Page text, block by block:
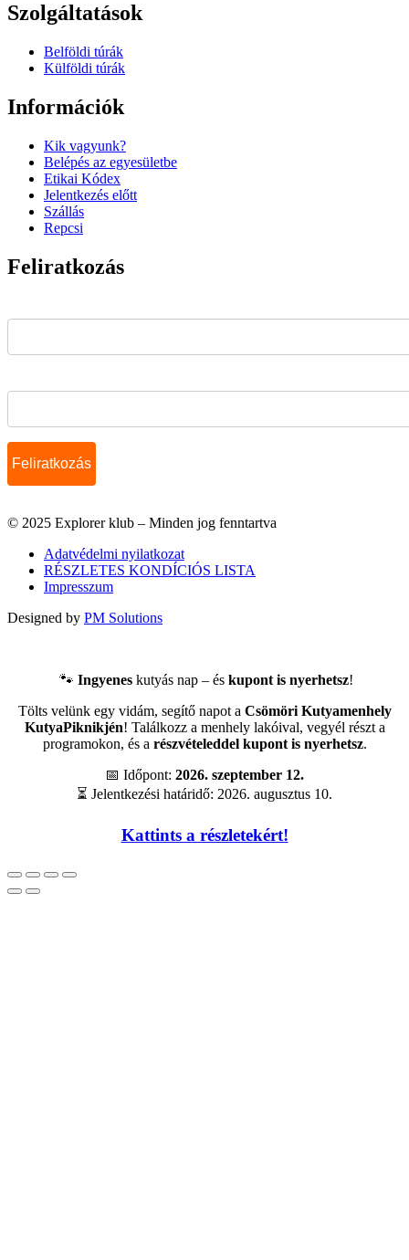
Szolgáltatások
Belföldi túrák
Külföldi túrák
Információk
Kik vagyunk?
Belépés az egyesületbe
Etikai Kódex
Jelentkezés előtt
Szállás
Repcsi
Feliratkozás
© 2025 Explorer klub – Minden jog fenntartva
Adatvédelmi nyilatkozat
RÉSZLETES KONDÍCIÓS LISTA
Impresszum
Designed by PM Solutions
🐾 Ingyenes kutyás nap – és kupont is nyerhetsz!
Tölts velünk egy vidám, segítő napot a Csömöri Kutyamenhely
KutyaPiknikjén! Találkozz a menhely lakóival, vegyél részt a
programokon, és a részvételeddel kupont is nyerhetsz.
📅 Időpont: 2026. szeptember 12.
⏳ Jelentkezési határidő: 2026. augusztus 10.
Kattints a részletekért!